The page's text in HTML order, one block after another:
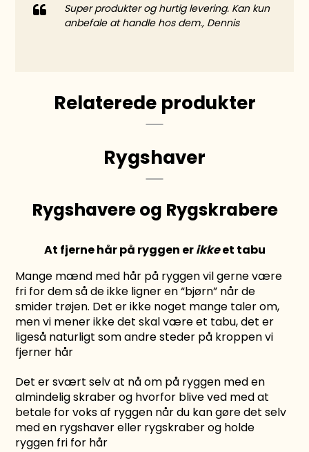
Super produkter og hurtig levering. Kan kun
anbefale at handle hos dem., Dennis
Relaterede produkter
Rygshaver
Rygshavere og Rygskrabere
At fjerne hår på ryggen erikkeet tabu
Mange mænd med hår på ryggen vil gerne være
fri for dem så de ikke ligner en “bjørn” når de
smider trøjen. Det er ikke noget mange taler om,
men vi mener ikke det skal være et tabu, det er
ligeså naturligt som andre steder på kroppen vi
fjerner hår
Det er svært selv at nå om på ryggen med en
almindelig skraber og hvorfor blive ved med at
betale for voks af ryggen når du kan gøre det selv
med en rygshavereller rygskraberog holde
ryggen fri for hår